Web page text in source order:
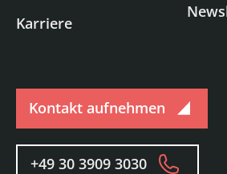
Karriere
Kontakt aufnehmen
+49 30 3909 3030